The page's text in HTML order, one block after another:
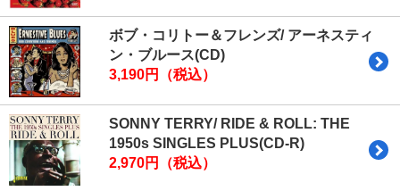
ボブ・コリトー＆フレンズ/ アーネスティ
ン・ブルース(CD)
3,190円（税込）
SONNY TERRY/ RIDE & ROLL: THE
1950s SINGLES PLUS(CD-R)
2,970円（税込）